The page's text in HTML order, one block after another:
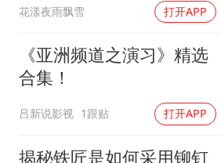
“开学三件套
花漾夜雨飘雪 打开APP
《亚洲频道之演习》精选
合集！
吕新说影视 1跟贴 打开APP
揭秘铁匠是如何采用铆钉